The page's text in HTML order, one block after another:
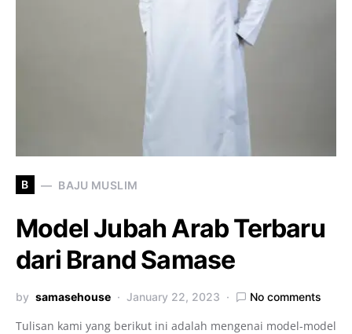
B BAJU MUSLIM
Model Jubah Arab Terbaru
dari Brand Samase
by samasehouse January 22, 2023 No comments
Tulisan kami yang berikut ini adalah mengenai model-model